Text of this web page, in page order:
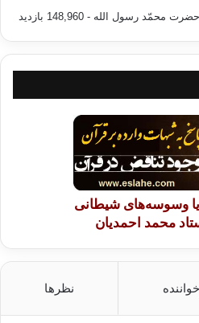
يؤكد أن الأمة كالجسد الواحد؛ إذا
والحمى، مؤكدًا أن الأمة لن تكون جسدًا
والعطف والرحمة، وأن المودة والعطف
متهمًا أصحاب الفصاحة والإنشاد
على غزة.
لن ينتصروا
نوم الأمة التي فقهت الكلام دون
محمّد رسول الله - 148,960 بازدید
وسوسه‌های شیطانی
محمد احمدیان
نظرها